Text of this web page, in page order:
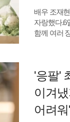
생각하지
다행이다.
김민하만의
시달렸다고
변화가 찾
살이 찌고
향해서는 "
고마움을
"그때는 'X
당시 심경
나타난 호
배우 조재
자랑했다.6
함께 여러
자아냈다.
벽에 기댄
속 어깨뼈
없는 허벅
'응팔'
이겨
어려